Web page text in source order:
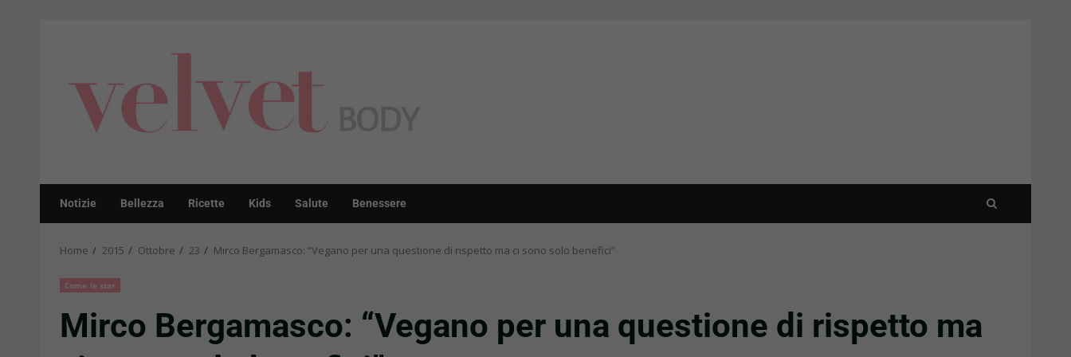
Notizie Bellezza Ricette Kids Salute Benessere
Home 2015 Ottobre 23 Mirco Bergamasco: “Vegano per una questione di rispetto ma ci sono solo benefici”
Come le star
Mirco Bergamasco: “Vegano per una questione di rispetto ma